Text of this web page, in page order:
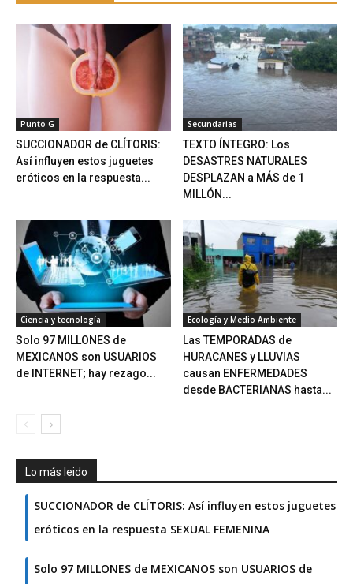
Punto G
SUCCIONADOR de CLÍTORIS:
Así influyen estos juguetes
eróticos en la respuesta...
Secundarias
TEXTO ÍNTEGRO: Los
DESASTRES NATURALES
DESPLAZAN a MÁS de 1
MILLÓN...
Ciencia y tecnología
Solo 97 MILLONES de
MEXICANOS son USUARIOS
de INTERNET; hay rezago...
Ecología y Medio Ambiente
Las TEMPORADAS de
HURACANES y LLUVIAS
causan ENFERMEDADES
desde BACTERIANAS hasta...
Lo más leido
SUCCIONADOR de CLÍTORIS: Así influyen estos juguetes
eróticos en la respuesta SEXUAL FEMENINA
Solo 97 MILLONES de MEXICANOS son USUARIOS de